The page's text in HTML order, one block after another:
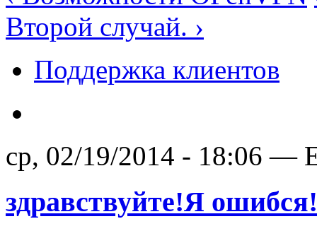
Второй случай. ›
Поддержка клиентов
ср, 02/19/2014 - 18:06 —
здравствуйте!Я